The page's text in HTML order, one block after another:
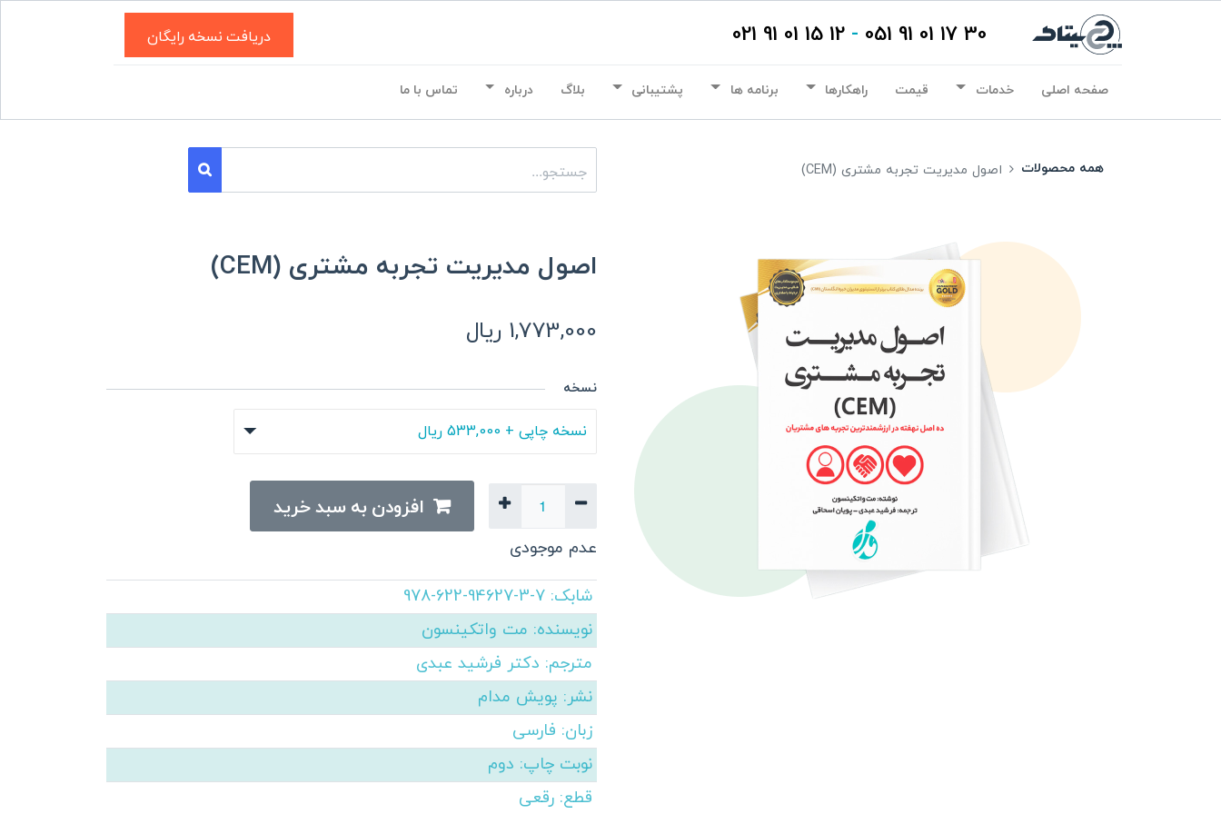
30 17 01 91 051
-
12 15 01 91 021 دریافت نسخه رایگان
صفحه اصلی خدمات قیمت راهکارها برنامه ها پشتیبانی بلاگ درباره تماس با ما
همه محصولات اصول مدیریت تجربه مشتری (CEM)
اصول مدیریت تجربه مشتری (CEM)
1,773,000 ریال
نسخه
افزودن به سبد خرید
عدم موجودی
شابک:
7-3-94627-622-978
نویسنده: مت واتکینسون
مترجم: دکتر فرشید عبدی
نشر: پویش مدام
زبان: فارسی
نوبت چاپ: دوم
قطع: رقعی